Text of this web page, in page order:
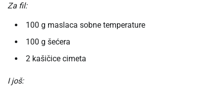
Za fil:
100 g maslaca sobne temperature
100 g šećera
2 kašičice cimeta
I još: